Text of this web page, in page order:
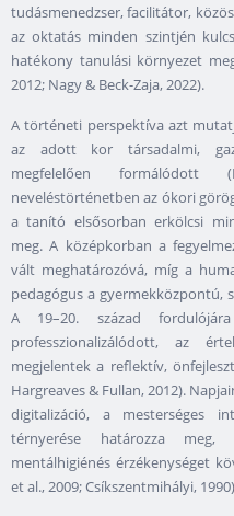
tudásmenedzser, facilitátor,
az oktatás minden szintjén
hatékony tanulási környezet
2012; Nagy & Beck-Zaja, 2022).
A történeti perspektíva azt
az adott kor társadalmi,
megfelelően
neveléstörténetben az ókori
a tanító elsősorban erkölcsi
meg. A középkorban a
vált meghatározóvá, míg a
pedagógus a gyermekközpontú,
A 19–20. század
professzionalizálódott, az
megjelentek a reflektív,
Hargreaves & Fullan, 2012).
digitalizáció, a mesterséges
térnyerése határozza
mentálhigiénés érzékenységet
et al., 2009; Csíkszentmihályi,